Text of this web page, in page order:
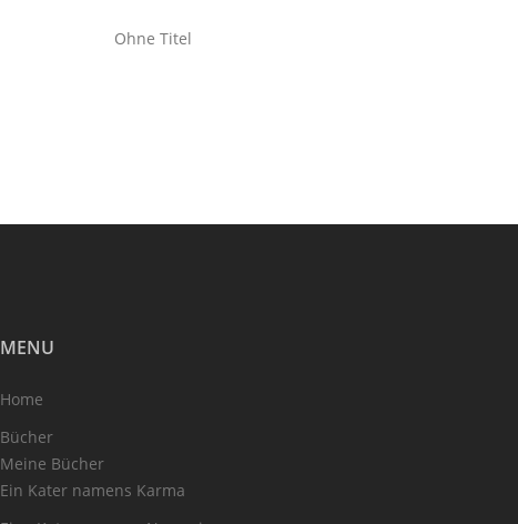
Ohne Titel
MENU
Home
Bücher
Meine Bücher
Ein Kater namens Karma